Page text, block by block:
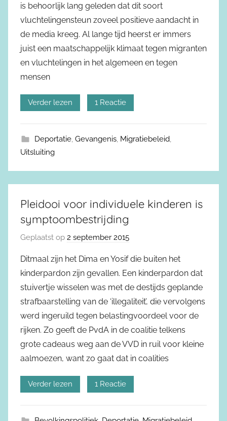
is behoorlijk lang geleden dat dit soort
vluchtelingensteun zoveel positieve aandacht in
de media kreeg. Al lange tijd heerst er immers
juist een maatschappelijk klimaat tegen migranten
en vluchtelingen in het algemeen en tegen
mensen
Verder lezen 1 Reactie
Deportatie, Gevangenis, Migratiebeleid,
Uitsluiting
Pleidooi voor individuele kinderen is
symptoombestrijding
Geplaatst op 2 september 2015
Ditmaal zijn het Dima en Yosif die buiten het
kinderpardon zijn gevallen. Een kinderpardon dat
stuivertje wisselen was met de destijds geplande
strafbaarstelling van de ‘illegaliteit’, die vervolgens
werd ingeruild tegen belastingvoordeel voor de
rijken. Zo geeft de PvdA in de coalitie telkens
grote cadeaus weg aan de VVD in ruil voor kleine
aalmoezen, want zo gaat dat in coalities
Verder lezen 1 Reactie